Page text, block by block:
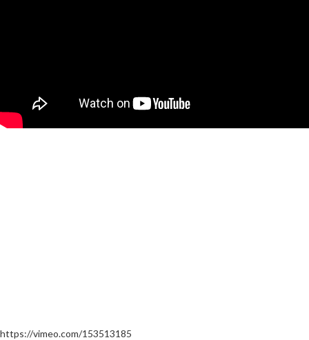
https://vimeo.com/153513185